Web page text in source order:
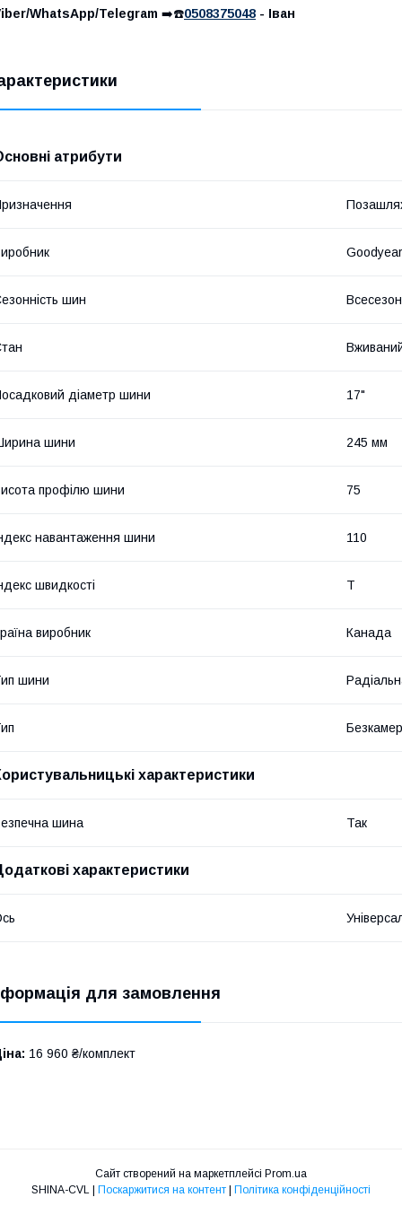
WhatsApp/Telegram ➡️☎️0508375048 - Іван
атрибути
Goodyear
шин
діаметр шини 17"
шини 245 мм
профілю шини 75
навантаження шини 110
швидкості T
виробник Канада
шини
характеристики
шина Так
характеристики
для замовлення
16 960 ₴/комплект
Сайт створений на маркетплейсі Prom.ua
SHINA-CVL | Поскаржитися на контент | Політика конфіденційності